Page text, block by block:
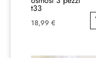
t33
18,99 €